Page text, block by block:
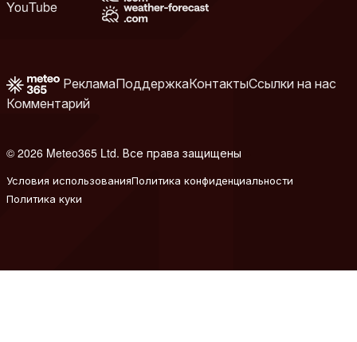
YouTube
РекламаПоддержкаКонтактыСсылки на нас
Комментарий
© 2026 Meteo365 Ltd. Все права защищены
Условия использованияПолитика конфиденциальности
Политика куки